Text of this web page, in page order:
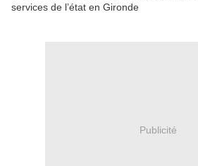
services de l’état en Gironde
Publicité